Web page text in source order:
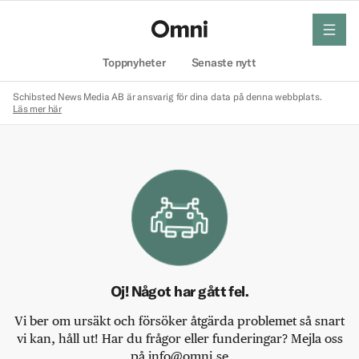
Toppnyheter Senaste nytt
meny
Schibsted News Media AB är ansvarig för dina data på denna webbplats.
Läs mer här
Oj! Något har gått fel.
Vi ber om ursäkt och försöker åtgärda problemet så snart
vi kan, håll ut! Har du frågor eller funderingar? Mejla oss